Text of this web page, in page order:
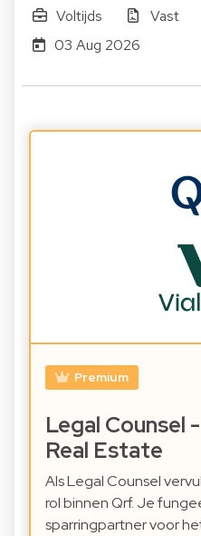
Voltijds Vast
03 Aug 2026
Premium
Legal Counsel
Real Estate
Als Legal Counsel
rol binnen Qrf. Je
sparringpartner voor